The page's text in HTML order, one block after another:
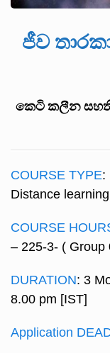
ජීව
කෙටි කලීන සහතික
COURSE TYPE:
Distance learning
COURSE
– 225-3- ( Group
DURATION: 3
8.00 pm [IST]
Application